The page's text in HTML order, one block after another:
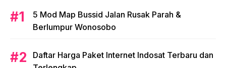
5 Mod Map Bussid Jalan Rusak Parah &
Berlumpur Wonosobo
Daftar Harga Paket Internet Indosat Terbaru dan